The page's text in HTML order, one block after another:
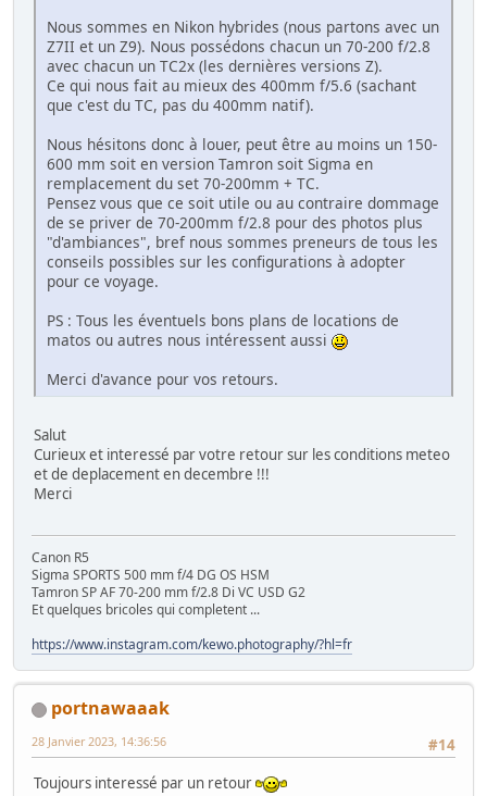
Nous sommes en Nikon hybrides (nous partons avec un
Z7II et un Z9). Nous possédons chacun un 70-200 f/2.8
avec chacun un TC2x (les dernières versions Z).
Ce qui nous fait au mieux des 400mm f/5.6 (sachant
que c'est du TC, pas du 400mm natif).
Nous hésitons donc à louer, peut être au moins un 150-
600 mm soit en version Tamron soit Sigma en
remplacement du set 70-200mm + TC.
Pensez vous que ce soit utile ou au contraire dommage
de se priver de 70-200mm f/2.8 pour des photos plus
"d'ambiances", bref nous sommes preneurs de tous les
conseils possibles sur les configurations à adopter
pour ce voyage.
PS : Tous les éventuels bons plans de locations de
matos ou autres nous intéressent aussi
Merci d'avance pour vos retours.
Salut
Curieux et interessé par votre retour sur les conditions meteo
et de deplacement en decembre !!!
Merci
Canon R5
Sigma SPORTS 500 mm f/4 DG OS HSM
Tamron SP AF 70-200 mm f/2.8 Di VC USD G2
Et quelques bricoles qui completent ...
https://www.instagram.com/kewo.photography/?hl=fr
portnawaaak
#14
28 Janvier 2023, 14:36:56
Toujours interessé par un retour